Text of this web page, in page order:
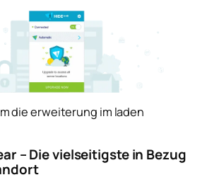
die erweiterung im laden
– Die vielseitigste in Bezug